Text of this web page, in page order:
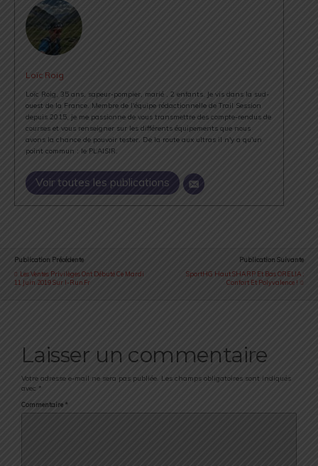
Loïc Roig
Loïc Roig, 35 ans, sapeur-pompier, marié , 2 enfants. Je vis dans la sud-
ouest de la France. Membre de l'équipe rédactionnelle de Trail Session
depuis 2015, je me passionne de vous transmettre des compte-rendus de
courses et vous renseigner sur les différents équipements que nous
avons la chance de pouvoir tester. De la route aux ultras il n'y a qu'un
point commun : le PLAISIR.
Voir toutes les publications
Publication Précédente
Les Ventes Privilèges Ont Débuté Ce Mardi
11 Juin 2019 Sur I-Run.fr
Publication Suivante
SportHG Haut SHARP Et Bas ORELIA :
Confort Et Polyvalence !
Laisser un commentaire
Votre adresse e-mail ne sera pas publiée. Les champs obligatoires sont indiqués
avec *
Commentaire *